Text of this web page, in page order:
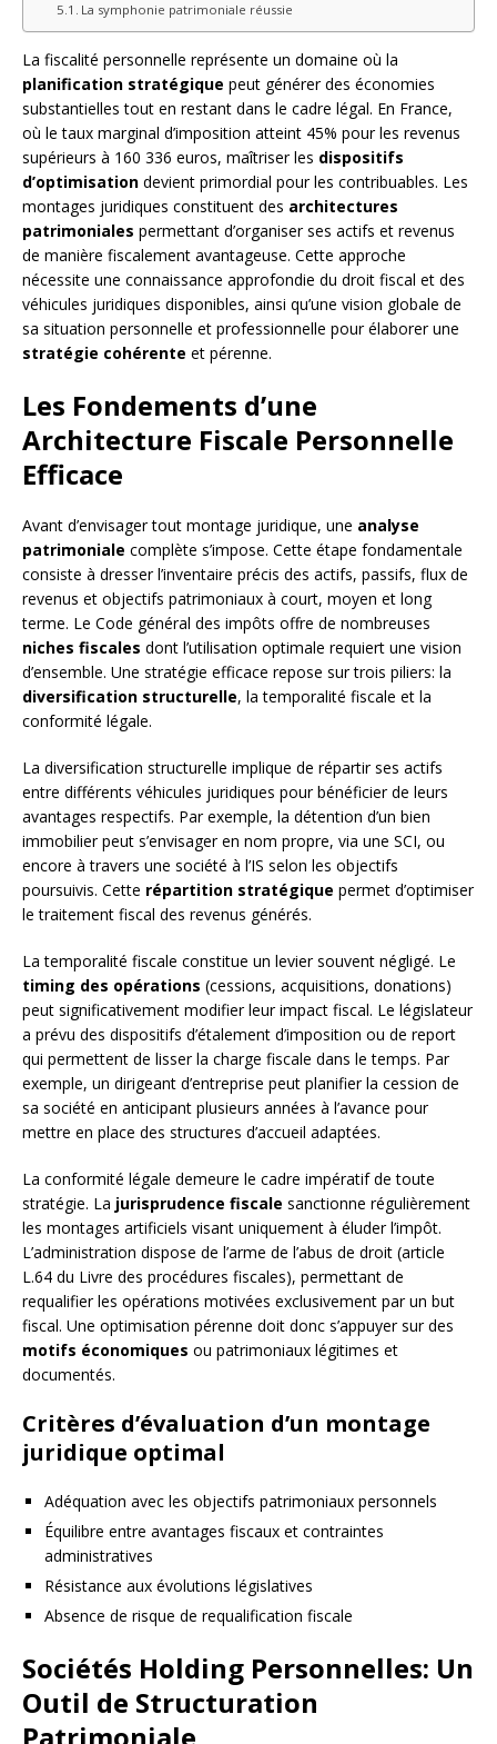
La symphonie patrimoniale réussie
La fiscalité personnelle représente un domaine où la
planification stratégique peut générer des économies
substantielles tout en restant dans le cadre légal. En France,
où le taux marginal d’imposition atteint 45% pour les revenus
supérieurs à 160 336 euros, maîtriser les dispositifs
d’optimisation devient primordial pour les contribuables. Les
montages juridiques constituent des architectures
patrimoniales permettant d’organiser ses actifs et revenus
de manière fiscalement avantageuse. Cette approche
nécessite une connaissance approfondie du droit fiscal et des
véhicules juridiques disponibles, ainsi qu’une vision globale de
sa situation personnelle et professionnelle pour élaborer une
stratégie cohérente et pérenne.
Les Fondements d’une
Architecture Fiscale Personnelle
Efficace
Avant d’envisager tout montage juridique, une analyse
patrimoniale complète s’impose. Cette étape fondamentale
consiste à dresser l’inventaire précis des actifs, passifs, flux de
revenus et objectifs patrimoniaux à court, moyen et long
terme. Le Code général des impôts offre de nombreuses
niches fiscales dont l’utilisation optimale requiert une vision
d’ensemble. Une stratégie efficace repose sur trois piliers: la
diversification structurelle, la temporalité fiscale et la
conformité légale.
La diversification structurelle implique de répartir ses actifs
entre différents véhicules juridiques pour bénéficier de leurs
avantages respectifs. Par exemple, la détention d’un bien
immobilier peut s’envisager en nom propre, via une SCI, ou
encore à travers une société à l’IS selon les objectifs
poursuivis. Cette répartition stratégique permet d’optimiser
le traitement fiscal des revenus générés.
La temporalité fiscale constitue un levier souvent négligé. Le
timing des opérations (cessions, acquisitions, donations)
peut significativement modifier leur impact fiscal. Le législateur
a prévu des dispositifs d’étalement d’imposition ou de report
qui permettent de lisser la charge fiscale dans le temps. Par
exemple, un dirigeant d’entreprise peut planifier la cession de
sa société en anticipant plusieurs années à l’avance pour
mettre en place des structures d’accueil adaptées.
La conformité légale demeure le cadre impératif de toute
stratégie. La jurisprudence fiscale sanctionne régulièrement
les montages artificiels visant uniquement à éluder l’impôt.
L’administration dispose de l’arme de l’abus de droit (article
L.64 du Livre des procédures fiscales), permettant de
requalifier les opérations motivées exclusivement par un but
fiscal. Une optimisation pérenne doit donc s’appuyer sur des
motifs économiques ou patrimoniaux légitimes et
documentés.
Critères d’évaluation d’un montage
juridique optimal
Adéquation avec les objectifs patrimoniaux personnels
Équilibre entre avantages fiscaux et contraintes
administratives
Résistance aux évolutions législatives
Absence de risque de requalification fiscale
Sociétés Holding Personnelles: Un
Outil de Structuration